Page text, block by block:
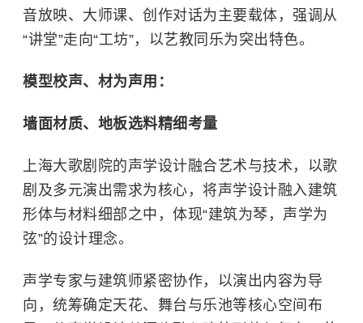
音放映、大师课、创作对话为主要载体，强调从
“讲堂”走向“工坊”，以艺教同乐为突出特色。
模型校声、材为声用：
墙面材质、地板选料精细考量
上海大歌剧院的声学设计融合艺术与技术，以歌
剧及多元演出需求为核心，将声学设计融入建筑
形体与材料细部之中，体现“建筑为琴，声学为
弦”的设计理念。
声学专家与建筑师紧密协作，以演出内容为导
向，统筹确定天花、舞台与乐池等核心空间布